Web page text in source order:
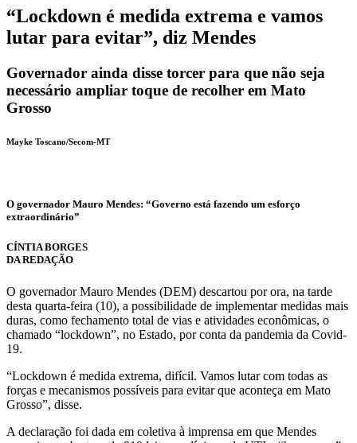
“Lockdown é medida extrema e vamos
lutar para evitar”, diz Mendes
Governador ainda disse torcer para que não seja
necessário ampliar toque de recolher em Mato
Grosso
Mayke Toscano/Secom-MT
O governador Mauro Mendes: “Governo está fazendo um esforço
extraordinário”
CÍNTIA BORGES
DA REDAÇÃO
O governador Mauro Mendes (DEM) descartou por ora, na tarde
desta quarta-feira (10), a possibilidade de implementar medidas mais
duras, como fechamento total de vias e atividades econômicas, o
chamado “lockdown”, no Estado, por conta da pandemia da Covid-
19.
“Lockdown é medida extrema, difícil. Vamos lutar com todas as
forças e mecanismos possíveis para evitar que aconteça em Mato
Grosso”, disse.
A declaração foi dada em coletiva à imprensa em que Mendes